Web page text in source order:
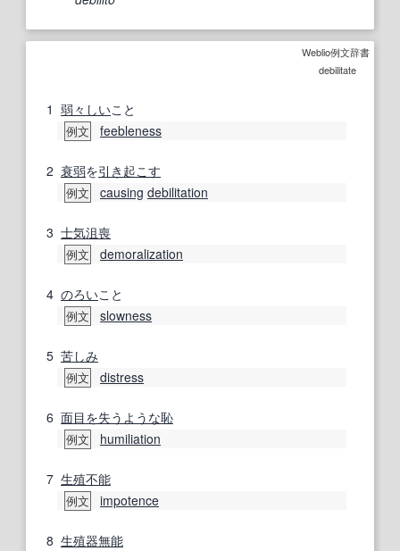
Weblio例文辞書
debilitate
1 弱々しいこと
例文 feebleness
2 衰弱を引き起こす
例文 causing debilitation
3 士気沮喪
例文 demoralization
4 のろいこと
例文 slowness
5 苦しみ
例文 distress
6 面目を失う ような恥
例文 humiliation
7 生殖不能
例文 impotence
8 生殖器無能